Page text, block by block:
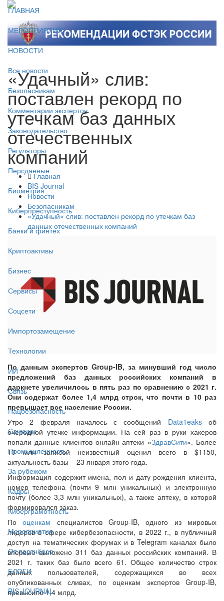
ГЛАВНАЯ
МЕРОПРИЯТИЯ
НОВОСТИ
Все новости
Безопасникам
Комментарии экспертов
Законодательство
Регуляторы
Персданные
Биометрия
Киберпреступность
Банки и финтех
Криптоактивы
Бизнес
Сервисы
Соцсети
Импортозамещение
Технологии
ИИ
Связь
Нацбезопасность
Санкции
Промышленность
За рубежом
Кадры
Киберграмотность
Мероприятия
От партнёров
БЛОГИ
BIS JOURNAL
«Удачный» слив:
поставлен рекорд по
утечкам баз данных
отечественных
компаний
Главная
BIS Journal
Новости
Безопасникам
«Удачный» слив: поставлен рекорд по утечкам баз
данных отечественных компаний
По данным экспертов Group-IB, за минувший год число
предложений баз данных российских компаний в
даркнете увеличилось в пять раз по сравнению с 2021 г.
Они содержат более 1,4 млрд строк, что почти в 10 раз
превышает все население России.
Утро 2 февраля началось с сообщений Data1eaksоб
очередной утечке информации. На сей раз в руки хакеров
попали данные клиентов онлайн-аптеки «ЗдравСити». Более
10 млн записей неизвестный оценил всего в $1150,
актуальность базы – 23 января этого года.
Информация содержит имена, пол и дату рождения клиента,
номер телефона (почти 9 млн уникальных) и электронную
почту (более 3,3 млн уникальных), а также аптеку, в которой
формировался заказ.
Пооценкам специалистов Group-IB, одного из мировых
лидеров в сфере кибербезопасности, в 2022 г., в публичный
доступ на тематических форумах и в Telegram каналах было
впервые выложено 311 баз данных российских компаний. В
2021 г. таких баз было всего 61. Общее количество строк
данных пользователей, содержащихся во всех
опубликованных сливах, по оценкам экспертов Group-IB,
превысило 1,4 млрд.